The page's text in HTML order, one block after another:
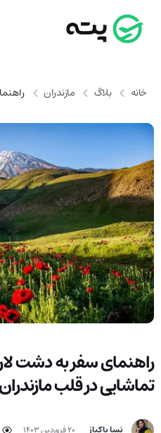
خانه بلاگ مازندران
راهنمای سفر به دشت
تماشایی در قلب مازندران
نسا پاکباز ۲۰ فروردین ۱۴۰۳